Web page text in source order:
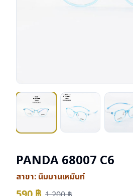
PANDA 68007 C6
สาขา: นิมมานเหมินท์